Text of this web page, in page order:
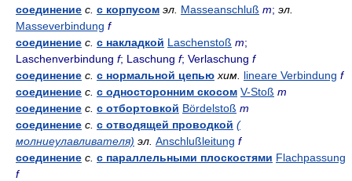
соединение с. с корпусом эл. Masseanschluß m; эл.
Masseverbindung f
соединение с. с накладкой Laschenstoß m;
Laschenverbindung f; Laschung f; Verlaschung f
соединение с. с нормальной цепью хим. lineare Verbindung f
соединение с. с односторонним скосом V-Stoß m
соединение с. с отбортовкой Bördelstoß m
соединение с. с отводящей проводкой (
молниеулавливателя) эл. Anschlußleitung f
соединение с. с параллельными плоскостями Flachpassung
f